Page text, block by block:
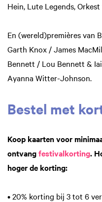
Hein, Lute Legends,
En (wereld)premières van
Garth Knox / James
Bennett / Lou Bennett &
Ayanna Witter-Johnson.
Bestel met
Koop kaarten voor
ontvangfestivalkorting.
hoger de korting:
• 20% korting bij 3 tot 6